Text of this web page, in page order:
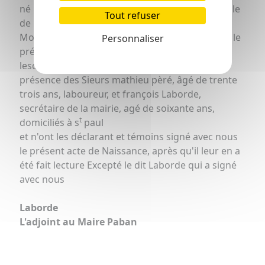
né le trois de ce mois à quatre heures du soir fille
de lui arnaud Loubère, declarant et de Jeanne
Mora, son Epouze et auquel il a déclaré donner le
prénom de Marguerite.
lesdites déclaration et présentation faites en
présence des Sieurs mathieu pèré, âgé de trente
trois ans, laboureur, et françois Laborde,
secrétaire de la mairie, agé de soixante ans,
domiciliés à st paul
et n'ont les déclarant et témoins signé avec nous
le présent acte de Naissance, après qu'il leur en a
été fait lecture Excepté le dit Laborde qui a signé
avec nous
Laborde
L'adjoint au Maire Paban
Tout refuser
Personnaliser